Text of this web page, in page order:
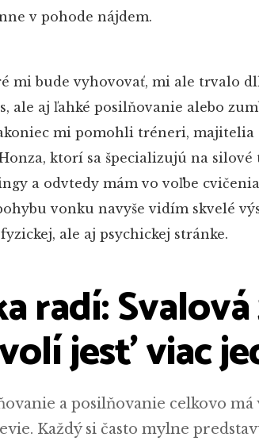
v pohode nájdem.
mi bude vyhovovať, mi ale trvalo
ale aj ľahké posilňovanie alebo
mi pomohli tréneri, majitelia
ktorí sa špecializujú na
a odvtedy mám vo voľbe
vonku navyše vidím skvelé
ale aj psychickej stránke.
radí:
jesť viac
a posilňovanie celkovo
Každý si často mylne